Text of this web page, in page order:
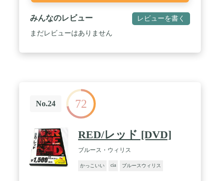
みんなのレビュー レビューを書く
まだレビューはありません
No.24 72
RED/レッド [DVD]
ブルース・ウィリス
かっこいい cia ブルースウィリス